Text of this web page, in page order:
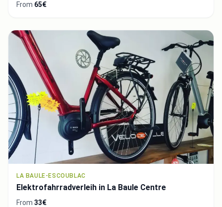
From 65€
LA BAULE-ESCOUBLAC
Elektrofahrradverleih in La Baule Centre
From 33€